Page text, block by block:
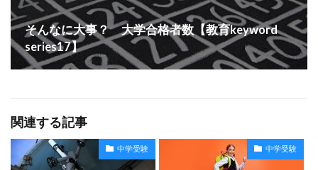
そんなに大事？ 大学合格者数【教育keyword
series17】
関連する記事
中学受験 中学受験